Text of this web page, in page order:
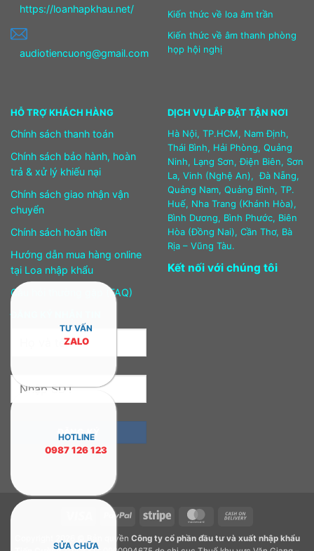
https://loanhapkhau.net/
audiotiencuong@gmail.com
Kiến thức về loa âm trần
Kiến thức về âm thanh phòng
họp hội nghị
HỖ TRỢ KHÁCH HÀNG
Chính sách thanh toán
Chính sách bảo hành, hoàn
trả & xử lý khiếu nại
Chính sách giao nhận vận
chuyển
Chính sách hoàn tiền
Hướng dẫn mua hàng online
tại Loa nhập khẩu
Câu hỏi thường gặp (FAQ)
DỊCH VỤ LẮP ĐẶT TẬN NƠI
Hà Nội, TP.HCM, Nam Định,
Thái Bình, Hải Phòng, Quảng
Ninh, Lạng Sơn, Điện Biên, Sơn
La, Vinh (Nghệ An), Đà Nẵng,
Quảng Nam, Quảng Bình, TP.
Huế, Nha Trang (Khánh Hòa),
Bình Dương, Bình Phước, Biên
Hòa (Đồng Nai), Cần Thơ, Bà
Rịa – Vũng Tàu.
Kết nối với chúng tôi
PayPal Stripe MasterCard
Delivery
Copyright 2026 © Bản quyền Công ty cổ phần đầu tư và xuất nhập khẩu
TƯ VẤN
ZALO
HOTLINE
0987 126 123
SỬA CHỮA